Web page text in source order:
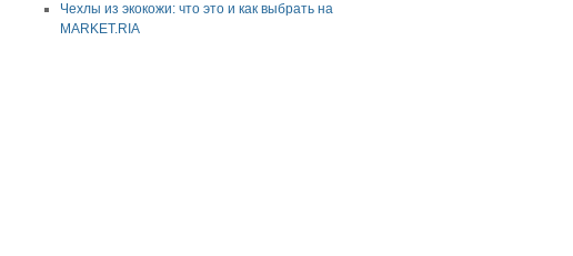
Чехлы из экокожи: что это и как выбрать на
MARKET.RIA